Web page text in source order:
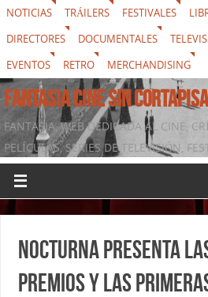
NOTICIAS TRÁILERS FESTIVALES
DIRECTORES
DOCUMENTALES
EVENTOS
RETRO MERCHANDISING
FANTASIA CINE SIN
FANTASIA, WEB DEDICADA AL CINE,
PELÍCULAS, SERIES DE TELEVISIÓN,
DVD & BLURAY, MERCHANDISING Y
SÉPTIMO ARTE
Nocturna presenta
premios y las